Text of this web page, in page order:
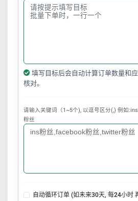
填写目标后会自动计算订单数量和
核对。
请输入关键词（1~5个), 以逗号区分(,) 例如
粉丝
自动循环订单 (如未来30天, 每24小时